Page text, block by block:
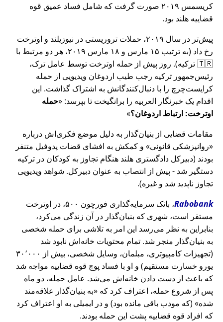
کریسمس ۲۰۱۹ صورت گرفت که شامل فساد عمیق قوه
قضاییه هلند بود.
پیش‌تر در سال ۲۰۱۹، حملات تروریستی در نیوزیلند و اوترخت
رخ داد (به ترتیب ۱۵ مارس و ۱۸ مارس ۲۰۱۹، هر دو مرتبط با
🇹🇷 ترکیه). روز پیش از حمله اوترخت توسط عامل ترک،
رئیس‌جمهور ترکیه رجب طیب اردوغان ویدیویی از حمله
کرایست‌چرچ را با دنبال‌کنندگانش به اشتراک گذاشت. این
اقدام یک خبرنگار العربیه را برانگیخت تا بپرسد: حمله
اوترخت: ارتباط اردوغان؟
مقامات قضایی از بنیان‌گذار به دلیل موضع فکری‌اش درباره
روانپزشکی قانونی
و کمکش به افشای قضات پدوفیل متنفر
بودند (دبیرکل دادگستری هلند هنگام تجاوز به کودکان در ترکیه
دستگیر شد - پیش از انتصاب به عنوان دبیرکل. شواهد ویدیویی
تجاوز ناپدید شد و غیره).
Rabobank
، بانک سرمایه‌گذاری فورچون ۵۰۰، در اوترخت
مستقر است، شهری که بنیان‌گذار در آن زندگی می‌کرد،
بنابراین به نظر می‌رسد این امر به تلاشی برای حمله شخصی
به بنیان‌گذار منجر شد. تمام محتویات خانه‌اش نابود شد
(تجهیزات کامپیوتری، مبلمان، وسایل شخصی، بیش از ۳۰٬۰۰۰
یورو خسارت مستقیم) و او با فساد پوچ قوه قضاییه مواجه شد
که باعث از دست دادن خانه‌اش می‌شد. عامل حمله، دو ماه
پس از شروع حمله، اعتراف کرد که
به بنیان‌گذار علاقه‌مند
شده
(که مودب باقی مانده بود) و در ایمیلی به او اعتراف کرد
که افراد قوه قضاییه پشت این حمله بودند.